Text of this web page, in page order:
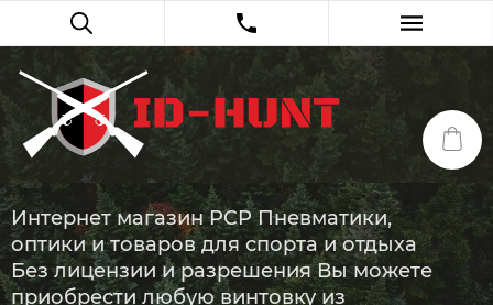
Интернет магазин PCP Пневматики,
оптики и товаров для спорта и отдыха
Без лицензии и разрешения Вы можете
приобрести любую винтовку из